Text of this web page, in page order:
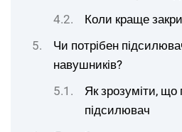
Коли краще
Чи потрібен
навушників?
Як зрозуміти, що
підсилювач